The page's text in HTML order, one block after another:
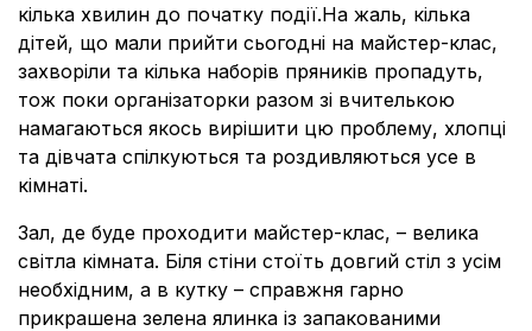
кілька хвилин до початку події.На жаль, кілька
дітей, що мали прийти сьогодні на майстер-клас,
захворіли та кілька наборів пряників пропадуть,
тож поки організаторки разом зі вчителькою
намагаються якось вирішити цю проблему, хлопці
та дівчата спілкуються та роздивляються усе в
кімнаті.
Зал, де буде проходити майстер-клас, – велика
світла кімната. Біля стіни стоїть довгий стіл з усім
необхідним, а в кутку – справжня гарно
прикрашена зелена ялинка із запакованими